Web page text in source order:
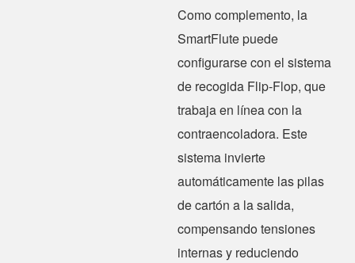
Como complemento, la
SmartFlute puede
configurarse con el sistema
de recogida Flip‑Flop, que
trabaja en línea con la
contraencoladora. Este
sistema invierte
automáticamente las pilas
de cartón a la salida,
compensando tensiones
internas y reduciendo